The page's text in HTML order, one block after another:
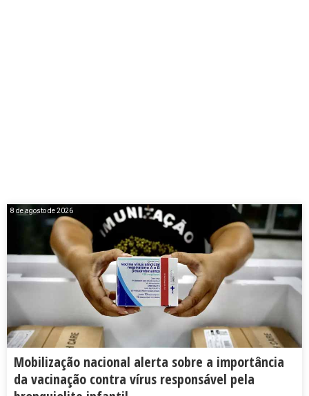
8 de agosto de 2026
Mobilização nacional alerta sobre a importância
da vacinação contra vírus responsável pela